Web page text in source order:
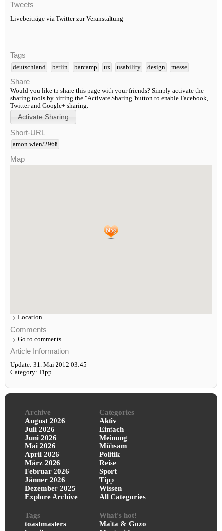
Tweets
Livebeiträge via Twitter zur Veranstaltung
Tags
deutschland berlin barcamp ux usability design messe
Share
Would you like to share this page with your friends? Simply activate the
sharing tools by hitting the "Activate Sharing"button to enable Facebook,
Twitter and Google+ sharing.
Short-URL
amon.wien/2968
Map
Location
Comments
Go to comments
Article Information
Update: 31. Mai 2012 03:45
Category: Tipp
Archive
August 2026
Juli 2026
Juni 2026
Mai 2026
April 2026
März 2026
Februar 2026
Jänner 2026
Dezember 2025
Explore Archive
Categories
Aktiv
Einfach
Meinung
Mühsam
Politik
Reise
Sport
Tipp
Wissen
All Categories
Tags
toastmasters
What's hot!
Malta & Gozo